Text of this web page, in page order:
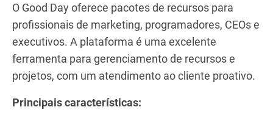
O Good Day oferece pacotes de recursos para
profissionais de marketing, programadores, CEOs e
executivos. A plataforma é uma excelente
ferramenta para gerenciamento de recursos e
projetos, com um atendimento ao cliente proativo.
Principais características: